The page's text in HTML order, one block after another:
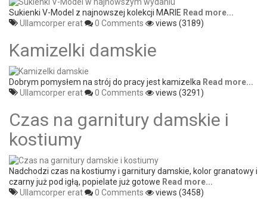
Sukienki V-Model z najnowszej kolekcji MARIE Read more...
Ullamcorper erat
0 Comments views (3189)
Kamizelki damskie
Dobrym pomysłem na strój do pracy jest kamizelka Read more...
Ullamcorper erat
0 Comments views (3291)
Czas na garnitury damskie i
kostiumy
Nadchodzi czas na kostiumy i garnitury damskie, kolor granatowy i
czarny już pod igłą, popielate już gotowe Read more...
Ullamcorper erat
0 Comments views (3458)